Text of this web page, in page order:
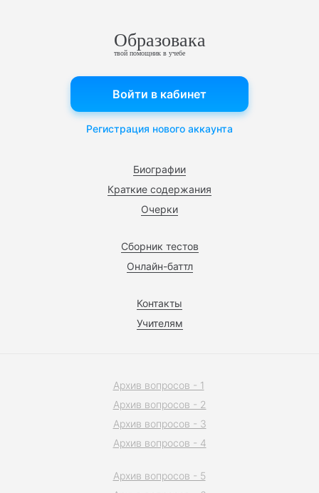
Образовака
твой помощник в учебе
Биографии
Краткие содержания
Очерки
Сборник тестов
Онлайн-баттл
Контакты
Учителям
Войти в кабинет
Регистрация нового аккаунта
Архив вопросов - 1
Архив вопросов - 2
Архив вопросов - 3
Архив вопросов - 4
Архив вопросов - 5